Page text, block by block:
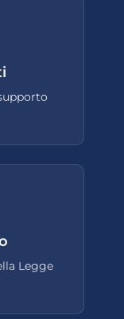
Legge